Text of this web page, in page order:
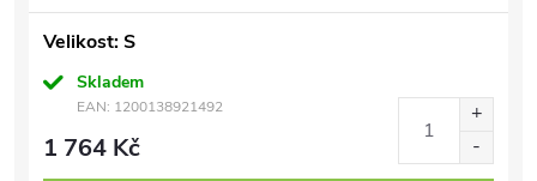
Velikost: S
Skladem
EAN: 1200138921492
1 764 Kč